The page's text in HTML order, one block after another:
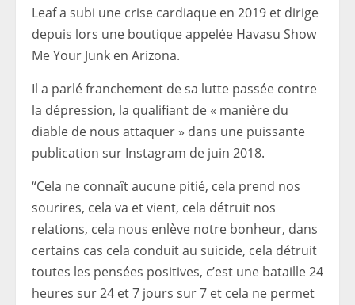
Leaf a subi une crise cardiaque en 2019 et dirige
depuis lors une boutique appelée Havasu Show
Me Your Junk en Arizona.
Il a parlé franchement de sa lutte passée contre
la dépression, la qualifiant de « manière du
diable de nous attaquer » dans une puissante
publication sur Instagram de juin 2018.
“Cela ne connaît aucune pitié, cela prend nos
sourires, cela va et vient, cela détruit nos
relations, cela nous enlève notre bonheur, dans
certains cas cela conduit au suicide, cela détruit
toutes les pensées positives, c’est une bataille 24
heures sur 24 et 7 jours sur 7 et cela ne permet